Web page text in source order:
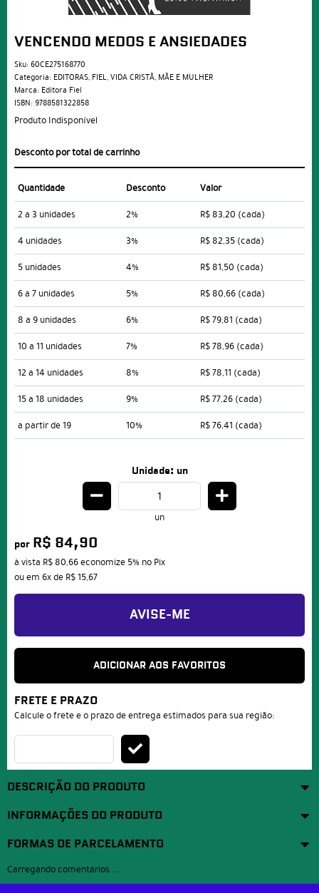
VENCENDO MEDOS E ANSIEDADES
Sku: 60CE275168770
Categoria: EDITORAS, FIEL,VIDA CRISTÃ, MÃE E MULHER
Marca: Editora Fiel
ISBN: 9788581322858
Produto Indisponível
Desconto por total de carrinho
Quantidade Desconto
Valor
2 a 3 unidades
2% R$ 83,20 (cada)
4 unidades
3% R$ 82,35 (cada)
5 unidades
4% R$ 81,50 (cada)
6 a 7 unidades
5% R$ 80,66 (cada)
8 a 9 unidades
6% R$ 79,81 (cada)
10 a 11 unidades
7% R$ 78,96 (cada)
12 a 14 unidades
8% R$ 78,11 (cada)
15 a 18 unidades
9% R$ 77,26 (cada)
a partir de 19
10% R$ 76,41 (cada)
Unidade: un
un
por R$ 84,90
à vista R$ 80,66economize 5% no Pix
ou em 6xde R$ 15,67
AVISE-ME
ADICIONAR AOS FAVORITOS
FRETE E PRAZO
Calcule o frete e o prazo de entrega estimados para sua região:
DESCRIÇÃO DO PRODUTO
INFORMAÇÕES DO PRODUTO
FORMAS DE PARCELAMENTO
Carregando comentários ...